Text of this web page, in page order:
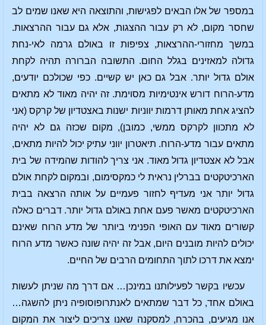
במספר של אלו הבאים לפגישות, והתוצאה היא שאנו שמים לב
שחסר מקום, לא רק עבור ההצגות, אלא גם עבור ההרצאות.
במשך מחזורי-ההרצאות, צפיפות זו באולם גרמה לאי-נחת
גדולה למאזינים בגלל החום. התשובה הברורה תהיה לקחת
אולם גדול יותר. אבל גם כאן יש קשיים. כפי שכולכם יודעים,
מדע-הרוח דורש אינטימיות מסוימת. זה יהיה מאוד לא מתאים
להציג אחת מאותן דרמות יווניות ישנות באצטדיון של קרקס (אני
לא מתכוון לקרקס ממשי, כמובן), מקום שכזה גם לא יהיה
מתאים עבור מדע-הרוח. תיאטרון יווני עתיק יכול להיות מתאים,
אבל לא אצטדיון גדול מאוד. אני צריך להודות שהמידה של בית
הארכיטקטים בברלין נראית לי כמקסימום, ובמקום לקחת אולם
גדול יותר אני מעדיף לחזור פעמיים על אותה הרצאה בבית
הארכיטקטים מאשר פעם אחת באולם גדול יותר. דברים כאלה
קשורים מאוד עם האופי הפנימי ביותר של מדע הרוח שאינם
יכולים להיות מובנים היום, אבל זה יהיה שונה כאשר מדע הרוח
ימצא את דרכו לתוך התחומים הרבים של החיים.
עכשיו בקשר לפעילותנו במינכן… אם דרך מה שניתן לעשות
באולם אחד, כל דבר שמתאים לאנתרופוסופיה ניתן להשגה…
אנו מגיעים, בהכרח, למסקנה שאנו צריכים ליצור את המקום